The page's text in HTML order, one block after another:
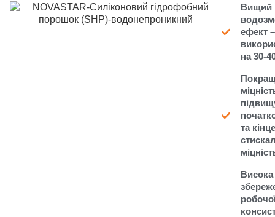
Вищий
ефект
на 30-
та
Висока